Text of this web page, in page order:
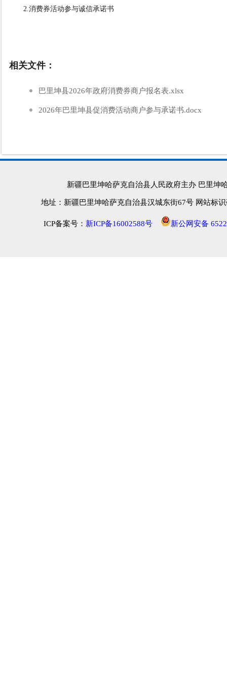
2.消费券活动参与诚信承诺书
相关文件：
巴里坤县2026年政府消费券商户报名表.xlsx
2026年巴里坤县促消费活动商户参与承诺书.docx
新疆巴里坤哈萨克自治县人民政府主办 巴里坤
地址：新疆巴里坤哈萨克自治县汉城东街67号 网站标
ICP备案号： 新ICP备16002588号 新公网安备